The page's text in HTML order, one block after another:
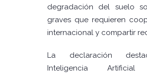
degradación del suelo
graves que requieren
internacional y compartir
La declaración
Inteligencia